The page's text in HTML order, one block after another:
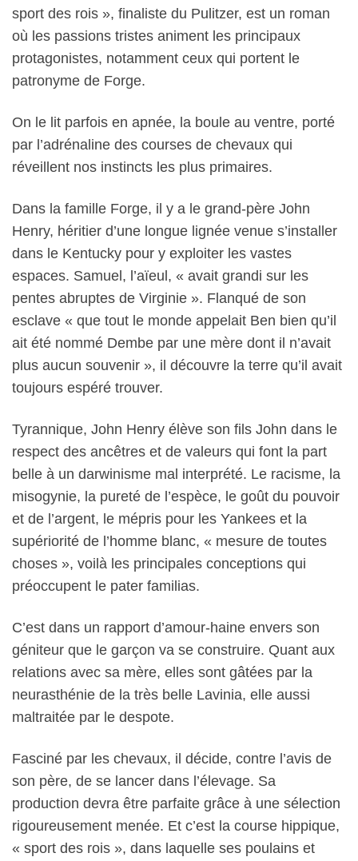
sport des rois », finaliste du Pulitzer, est un roman
où les passions tristes animent les principaux
protagonistes, notamment ceux qui portent le
patronyme de Forge.
On le lit parfois en apnée, la boule au ventre, porté
par l’adrénaline des courses de chevaux qui
réveillent nos instincts les plus primaires.
Dans la famille Forge, il y a le grand-père John
Henry, héritier d’une longue lignée venue s’installer
dans le Kentucky pour y exploiter les vastes
espaces. Samuel, l’aïeul, « avait grandi sur les
pentes abruptes de Virginie ». Flanqué de son
esclave « que tout le monde appelait Ben bien qu’il
ait été nommé Dembe par une mère dont il n’avait
plus aucun souvenir », il découvre la terre qu’il avait
toujours espéré trouver.
Tyrannique, John Henry élève son fils John dans le
respect des ancêtres et de valeurs qui font la part
belle à un darwinisme mal interprété. Le racisme, la
misogynie, la pureté de l’espèce, le goût du pouvoir
et de l’argent, le mépris pour les Yankees et la
supériorité de l’homme blanc, « mesure de toutes
choses », voilà les principales conceptions qui
préoccupent le pater familias.
C’est dans un rapport d’amour-haine envers son
géniteur que le garçon va se construire. Quant aux
relations avec sa mère, elles sont gâtées par la
neurasthénie de la très belle Lavinia, elle aussi
maltraitée par le despote.
Fasciné par les chevaux, il décide, contre l’avis de
son père, de se lancer dans l’élevage. Sa
production devra être parfaite grâce à une sélection
rigoureusement menée. Et c’est la course hippique,
« sport des rois », dans laquelle ses poulains et